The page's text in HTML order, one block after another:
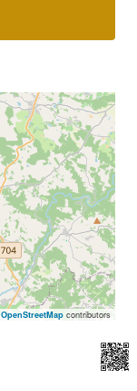
OpenStreetMapcontributors